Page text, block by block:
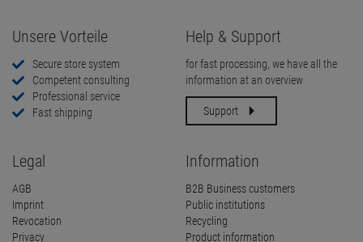
Unsere Vorteile
Secure store system
Competent consulting
Professional service
Fast shipping
Help & Support
for fast processing, we have all the
information at an overview
Support
Legal
AGB
Imprint
Revocation
Privacy
Information
B2B Business customers
Public institutions
Recycling
Product information